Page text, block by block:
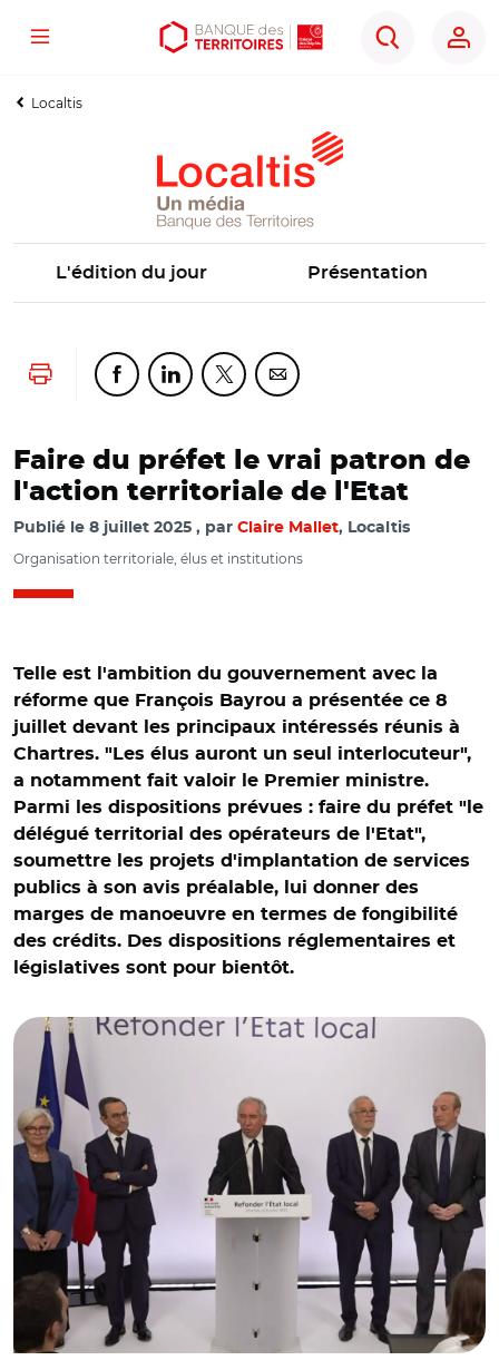
Aller
contenu
Aller
menu
Ouvrir
outils
Menu
Rechercher
Localtis
L'édition du jour Présentation
Lancer l'impressionPartager cette page sur Facebook
Partager cette page sur Linkedin
Partager cette page sur Twitter
Partager cette page sur
Faire du préfet le vrai patron de
l'action territoriale de l'Etat
Publié le 8 juillet 2025 par Claire Mallet, Localtis
Organisation territoriale, élus et institutions
Telle est l'ambition du gouvernement avec la
réforme que François Bayrou a présentée ce 8
juillet devant les principaux intéressés réunis à
Chartres. "Les élus auront un seul interlocuteur",
a notamment fait valoir le Premier ministre.
Parmi les dispositions prévues : faire du préfet "le
délégué territorial des opérateurs de l'Etat",
soumettre les projets d'implantation de services
publics à son avis préalable, lui donner des
marges de manoeuvre en termes de fongibilité
des crédits. Des dispositions réglementaires et
législatives sont pour bientôt.
© Capture vidéo @gouvernementFR/ Catherine Vautrin,
Bruno Retailleau François Bayrou, François Rebsamen et